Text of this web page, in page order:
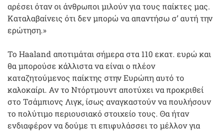
αρέσει όταν οι άνθρωποι μιλούν για τους παίκτες μας.
Καταλαβαίνεις ότι δεν μπορώ να απαντήσω σ’ αυτή την
ερώτηση.»
Το Haaland αποτιμάται σήμερα στα 110 εκατ. ευρώ και
θα μπορούσε κάλλιστα να είναι ο πλέον
καταζητούμενος παίκτης στην Ευρώπη αυτό το
καλοκαίρι. Αν το Ντόρτμουντ αποτύχει να προκριθεί
στο Τσάμπιονς Λιγκ, ίσως αναγκαστούν να πουλήσουν
το πολύτιμο περιουσιακό στοιχείο τους. Θα ήταν
ενδιαφέρον να δούμε τι επιφυλάσσει το μέλλον για